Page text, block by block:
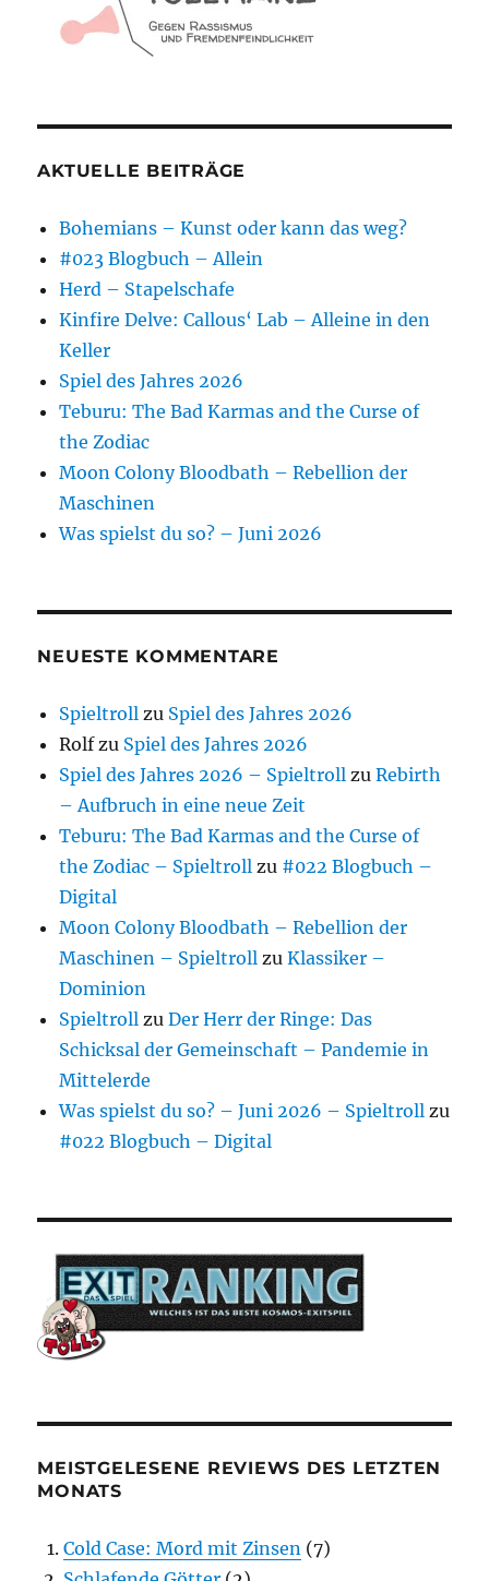
AKTUELLE BEITRÄGE
Bohemians – Kunst oder kann das weg?
#023 Blogbuch – Allein
Herd – Stapelschafe
Kinfire Delve: Callous‘ Lab – Alleine in den
Keller
Spiel des Jahres 2026
Teburu: The Bad Karmas and the Curse of
the Zodiac
Moon Colony Bloodbath – Rebellion der
Maschinen
Was spielst du so? – Juni 2026
NEUESTE KOMMENTARE
Spieltroll zu Spiel des Jahres 2026
Rolfzu Spiel des Jahres 2026
Spiel des Jahres 2026 – Spieltroll zuRebirth
– Aufbruch in eine neue Zeit
Teburu: The Bad Karmas and the Curse of
the Zodiac – Spieltroll zu #022 Blogbuch –
Digital
Moon Colony Bloodbath – Rebellion der
Maschinen – Spieltroll zuKlassiker –
Dominion
Spieltroll zuDer Herr der Ringe: Das
Schicksal der Gemeinschaft – Pandemie in
Mittelerde
Was spielst du so? – Juni 2026 – Spieltroll zu
#022 Blogbuch – Digital
MEISTGELESENE REVIEWS DES LETZTEN
MONATS
Cold Case: Mord mit Zinsen (7)